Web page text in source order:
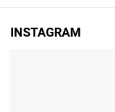
INSTAGRAM